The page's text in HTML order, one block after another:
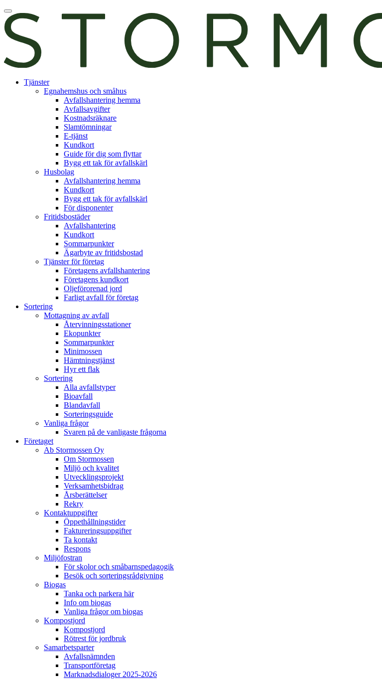
Skip
to
content
Öppna
huvudmeny
tjänst
Tjänster
Egnahemshus och småhus
Avfallshantering hemma
Avfallsavgifter
Kostnadsräknare
Slamtömningar
E-tjänst
Kundkort
Guide för dig som flyttar
Bygg ett tak för avfallskärl
Husbolag
Avfallshantering hemma
Kundkort
Bygg ett tak för avfallskärl
För disponenter
Fritidsbostäder
Avfallshantering
Kundkort
Sommarpunkter
Ägarbyte av fritidsbostad
Tjänster för företag
Företagens avfallshantering
Företagens kundkort
Oljeförorenad jord
Farligt avfall för företag
Sortering
Mottagning av avfall
Återvinningsstationer
Ekopunkter
Sommarpunkter
Minimossen
Hämtningstjänst
Hyr ett flak
Sortering
Alla avfallstyper
Bioavfall
Blandavfall
Sorteringsguide
Vanliga frågor
Svaren på de vanligaste frågorna
Företaget
Ab Stormossen Oy
Om Stormossen
Miljö och kvalitet
Utvecklingsprojekt
Verksamhetsbidrag
Årsberättelser
Rekry
Kontaktuppgifter
Öppethållningstider
Faktureringsuppgifter
Ta kontakt
Respons
Miljöfostran
För skolor och småbarnspedagogik
Besök och sorteringsrådgivning
Biogas
Tanka och parkera här
Info om biogas
Vanliga frågor om biogas
Kompostjord
Kompostjord
Rötrest för jordbruk
Samarbetsparter
Avfallsnämnden
Transportföretag
Marknadsdialoger 2025-2026